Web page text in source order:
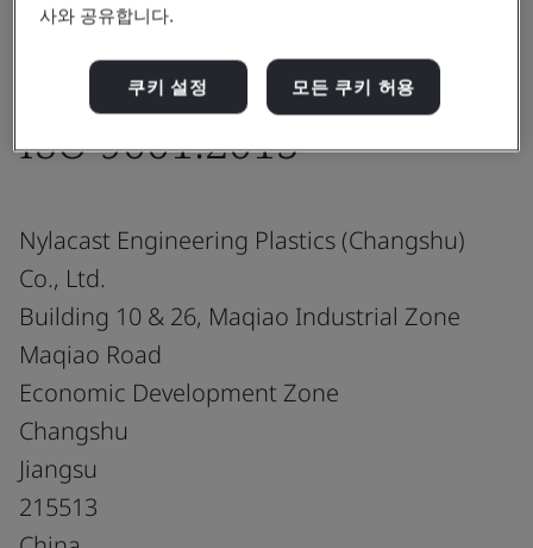
ISO 9001:2015
Nylacast Engineering Plastics (Changshu)
Co., Ltd.
Building 10 & 26, Maqiao Industrial Zone
Maqiao Road
Economic Development Zone
Changshu
Jiangsu
215513
사와 공유합니다.
쿠키 설정 모든 쿠키 허용